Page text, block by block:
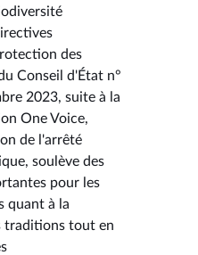
des
Conseil d'État n°
2023, suite à la
One Voice,
de l'arrêté
soulève des
pour les
quant à la
traditions tout en